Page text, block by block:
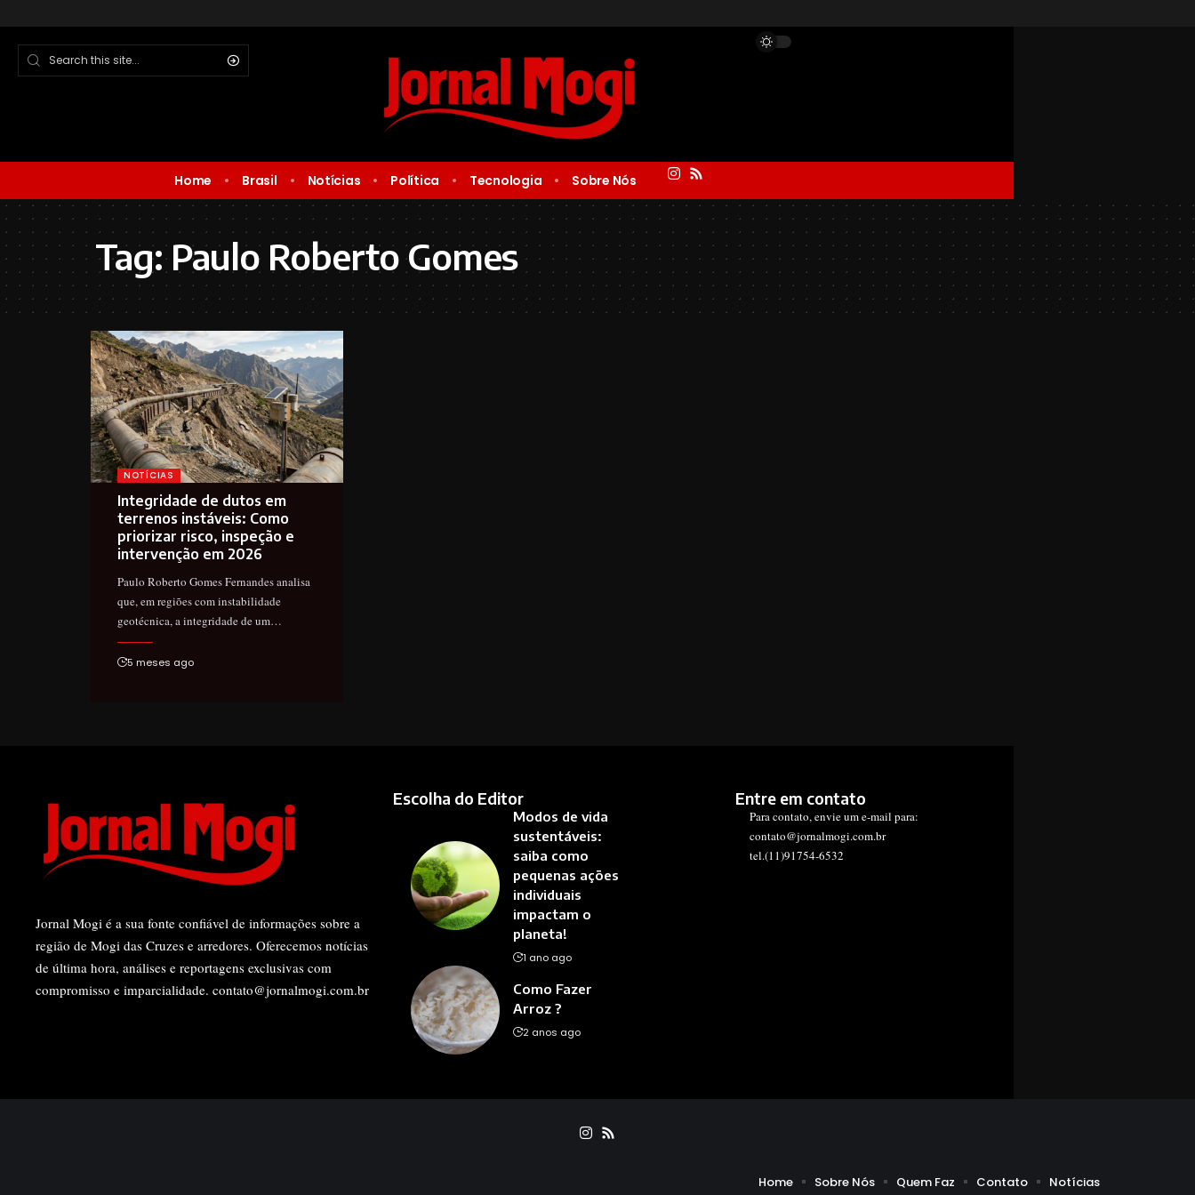
Home Brasil Notícias Política Tecnologia Sobre Nós
Tag:Paulo Roberto Gomes
NOTÍCIAS
Integridade de dutos em
terrenos instáveis: Como
priorizar risco, inspeção e
intervenção em 2026
Paulo Roberto Gomes Fernandes analisa
que, em regiões com instabilidade
geotécnica, a integridade de um…
5 meses ago
Jornal Mogi é a sua fonte confiável de informações sobre a
região de Mogi das Cruzes e arredores. Oferecemos notícias
de última hora, análises e reportagens exclusivas com
compromisso e imparcialidade. contato@jornalmogi.com.br
Escolha do Editor
Modos de vida
sustentáveis:
saiba como
pequenas ações
individuais
impactam o
planeta!
1 ano ago
Como Fazer
Arroz ?
2 anos ago
Entre em contato
Para contato, envie um e-mail para:
contato@jornalmogi.com.br
tel.(11)91754-6532
Home Sobre Nós Quem Faz Contato Notícias